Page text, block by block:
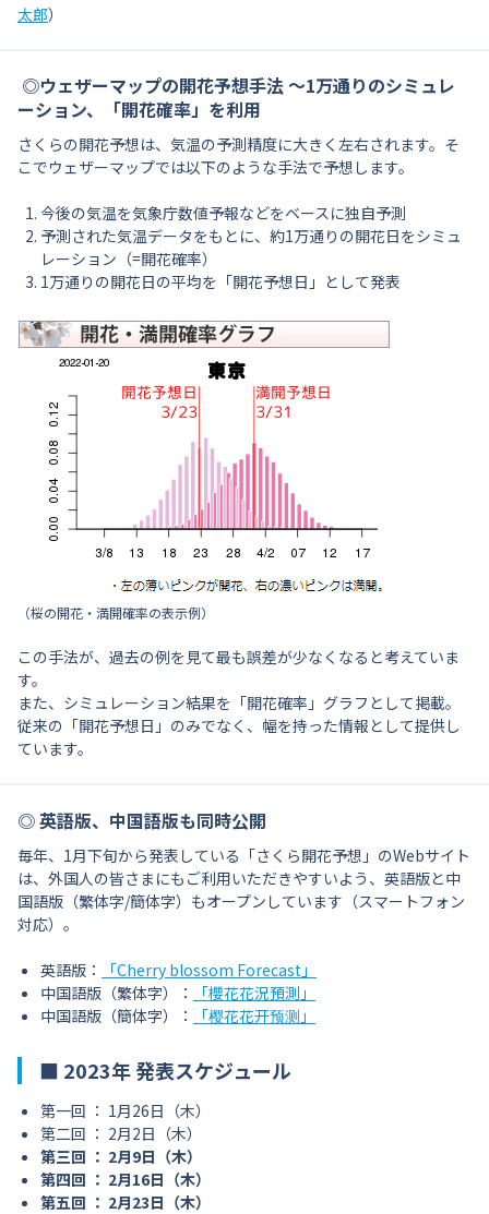
太郎）
◎ウェザーマップの開花予想手法 〜1万通りのシミュレ
ーション、「開花確率」を利用
さくらの開花予想は、気温の予測精度に大きく左右されます。そ
こでウェザーマップでは以下のような手法で予想します。
今後の気温を気象庁数値予報などをベースに独自予測
予測された気温データをもとに、約1万通りの開花日をシミュ
レーション（=開花確率）
1万通りの開花日の平均を「開花予想日」として発表
（桜の開花・満開確率の表示例）
この手法が、過去の例を見て最も誤差が少なくなると考えていま
す。
また、シミュレーション結果を「開花確率」グラフとして掲載。
従来の「開花予想日」のみでなく、幅を持った情報として提供し
ています。
◎ 英語版、中国語版も同時公開
毎年、1月下旬から発表している「さくら開花予想」のWebサイト
は、外国人の皆さまにもご利用いただきやすいよう、英語版と中
国語版（繁体字/簡体字）もオープンしています（スマートフォン
対応）。
英語版：
「Cherry blossom Forecast」
中国語版（繁体字）：
「櫻花花況預測」
中国語版（簡体字）：
「樱花花开预测」
■ 2023年 発表スケジュール
第一回 ： 1月26日（木）
第二回 ： 2月2日（木）
第三回 ： 2月9日（木）
第四回 ： 2月16日（木）
第五回 ： 2月23日（木）